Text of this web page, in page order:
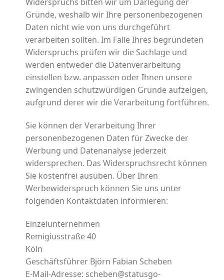
Gründe, weshalb wir Ihre personenbezogenen
Daten nicht wie von uns durchgeführt
verarbeiten sollten. Im Falle Ihres begründeten
Widerspruchs prüfen wir die Sachlage und
werden entweder die Datenverarbeitung
einstellen bzw. anpassen oder Ihnen unsere
zwingenden schutzwürdigen Gründe aufzeigen,
aufgrund derer wir die Verarbeitung fortführen.
Sie können der Verarbeitung Ihrer
personenbezogenen Daten für Zwecke der
Werbung und Datenanalyse jederzeit
widersprechen. Das Widerspruchsrecht können
Sie kostenfrei ausüben. Über Ihren
Werbewiderspruch können Sie uns unter
folgenden Kontaktdaten informieren:
Einzelunternehmen
Remigiusstraße 40
Köln
Geschäftsführer Björn Fabian Scheben
E-Mail-Adresse: scheben@statusgo-